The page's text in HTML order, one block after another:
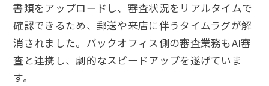
書類をアップロードし、審査状況をリアルタイムで
確認できるため、郵送や来店に伴うタイムラグが解
消されました。バックオフィス側の審査業務もAI審
査と連携し、劇的なスピードアップを遂げていま
す。